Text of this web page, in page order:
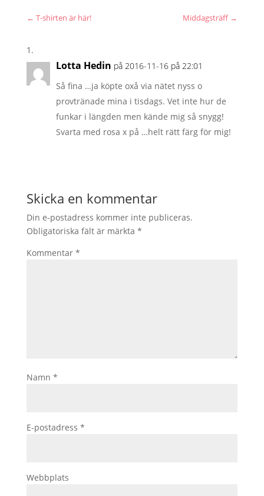
← T-shirten är här! Middagsträff→
Lotta Hedin på 2016-11-16 på 22:01
Så fina …ja köpte oxå via nätet nyss o
provtränade mina i tisdags. Vet inte hur de
funkar i längden men kände mig så snygg!
Svarta med rosa x på …helt rätt färg för mig!
Skicka en kommentar
Din e-postadress kommer inte publiceras.
Obligatoriska fält är märkta *
Kommentar *
Namn *
E-postadress *
Webbplats